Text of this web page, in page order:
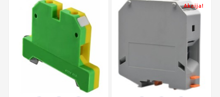
Akcija!